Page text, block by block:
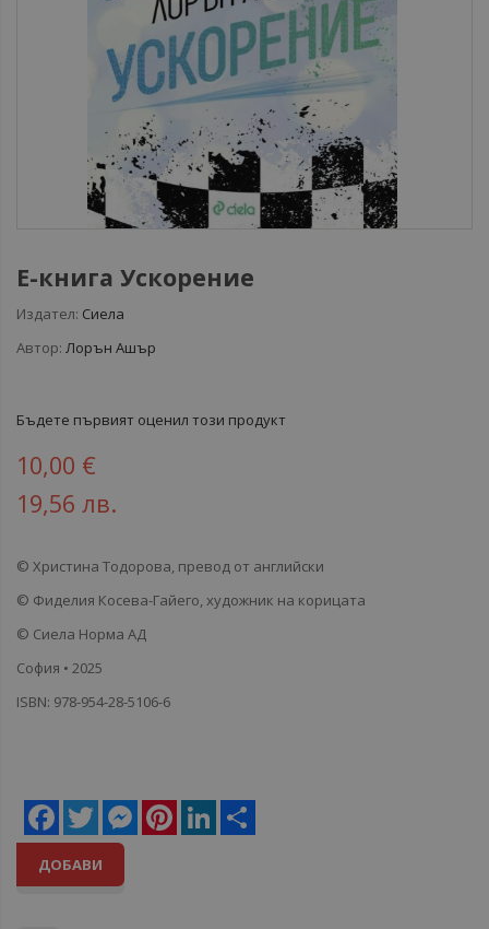
Е-книга Ускорение
Издател: Сиела
Автор: Лорън Ашър
Бъдете първият оценил този продукт
10,00 €
19,56 лв.
© Христина Тодорова, превод от английски
© Фиделия Косева-Гайего, художник на корицата
© Сиела Норма АД
София • 2025
ISBN: 978-954-28-5106-6
Facebook
Twitter MessengerPinterestLinkedIn
ДОБАВИ